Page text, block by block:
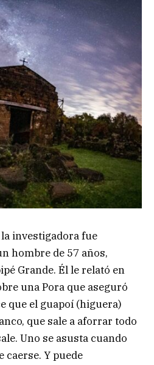
investigadora fue
hombre de 57 años,
Grande. Él le relató en
una Pora que aseguró
que el guapoí (higuera)
que sale a aforrar todo
Uno se asusta cuando
caerse. Y puede